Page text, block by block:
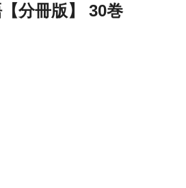
分冊版】 30巻